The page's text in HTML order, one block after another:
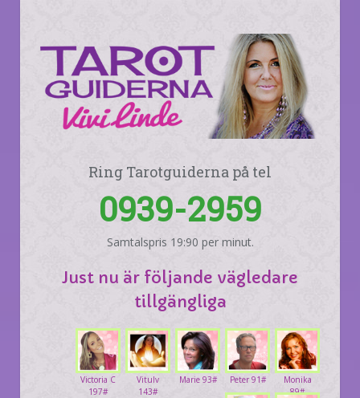
Ring Tarotguiderna på tel
0939-2959
Samtalspris 19:90 per minut.
Just nu är följande vägledare
tillgängliga
Monika
89#
Peter 91#
Marie 93#
Vitulv
143#
Victoria C
197#